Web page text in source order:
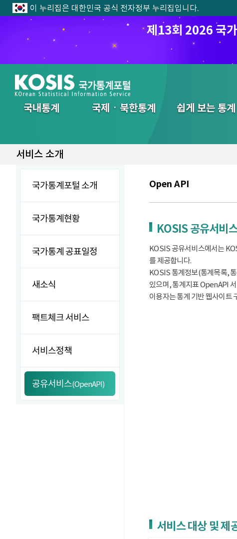
이 누리집은 대한민국 공식 전자정부 누리집입니다.
제13회 2026 국
국내통계 국제ㆍ북한통계 쉽게 보는 통계
서비스 소개
국가통계포털 소개
국가통계현황
국가통계 공표일정
새소식
팩트체크 서비스
서비스정책
공유서비스(OpenAPI)
Open API
KOSIS 공유서비
KOSIS 공유서비스에서는
를 제공합니다.
KOSIS 통계정보(통계목록,
있으며, 통계지표 OpenAPI
이용자는 통계 기반 웹사이트
서비스 대상 및 제